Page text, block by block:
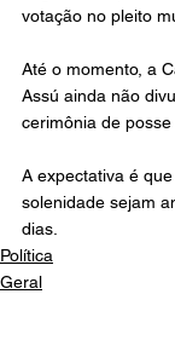
votação no pleito
Até o momento, a
Assú ainda não
cerimônia de posse
A expectativa é
solenidade sejam
dias.
Política
Geral